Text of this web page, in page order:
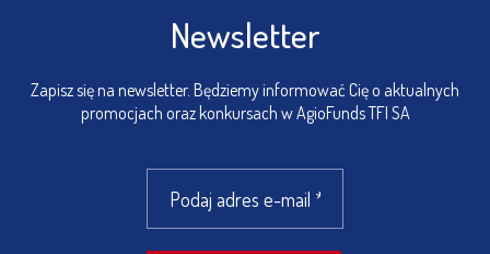
Newsletter
Zapisz się na newsletter. Będziemy informować Cię o aktualnych
promocjach oraz konkursach w AgioFunds TFI SA